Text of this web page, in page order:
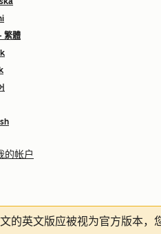
繁體
的帐户
的英文版应被视为官方版本，